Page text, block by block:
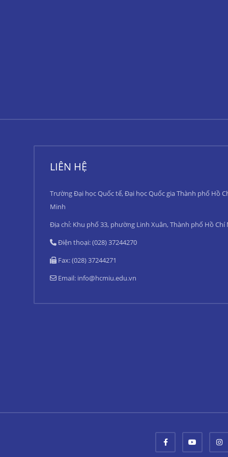
LIÊN HỆ
Trường Đại học Quốc tế, Đại học Quốc gia Thành phố Hồ
Minh
Địa chỉ: Khu phố 33, phường Linh Xuân, Thành phố Hồ Chí
Điện thoại: (028) 37244270
Fax: (028) 37244271
Email: info@hcmiu.edu.vn